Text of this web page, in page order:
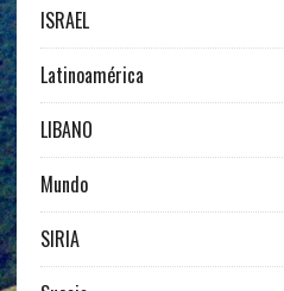
ISRAEL
Latinoamérica
LIBANO
Mundo
SIRIA